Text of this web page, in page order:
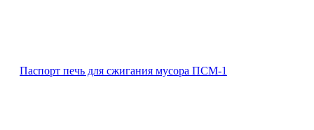
Паспорт печь для сжигания мусора ПСМ-1